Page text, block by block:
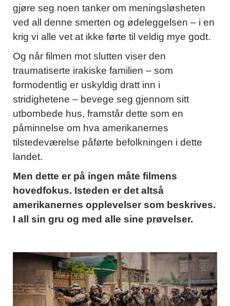
gjøre seg noen tanker om meningsløsheten
ved all denne smerten og ødeleggelsen – i en
krig vi alle vet at ikke førte til veldig mye godt.
Og når filmen mot slutten viser den
traumatiserte irakiske familien – som
formodentlig er uskyldig dratt inn i
stridighetene – bevege seg gjennom sitt
utbombede hus, framstår dette som en
påminnelse om hva amerikanernes
tilstedeværelse påførte befolkningen i dette
landet.
Men dette er på ingen måte filmens
hovedfokus. Isteden er det altså
amerikanernes opplevelser som beskrives.
I all sin gru og med alle sine prøvelser.